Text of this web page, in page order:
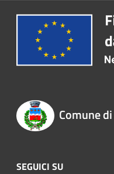
Comune
SEGUICI SU